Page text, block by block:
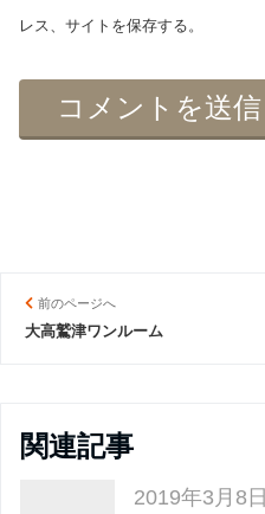
レス、サイトを保存する。
前のページへ
大高鷲津ワンルーム
関連記事
2019年3月8日